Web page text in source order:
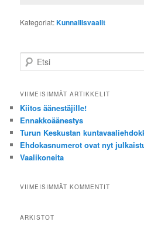
Kategoriat:Kunnallisvaalit
t
iVIIMEISIMMÄT ARTIKKELIT
Kiitos äänestäjille!
Ennakkoäänestys
Turun Keskustan
Ehdokasnumerot ovat nyt
Vaalikoneita
VIIMEISIMMÄT KOMMENTIT
ARKISTOT